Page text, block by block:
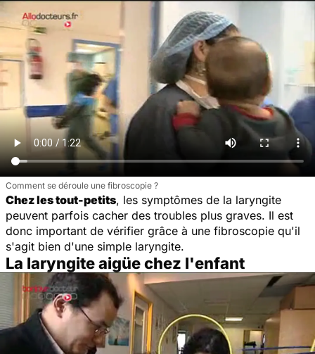
Comment se déroule une fibroscopie ?
Chez les tout-petits, les symptômes de la laryngite
peuvent parfois cacher des troubles plus graves. Il est
donc important de vérifier grâce à une fibroscopie qu'il
s'agit bien d'une simple laryngite.
La laryngite aigüe chez l'enfant